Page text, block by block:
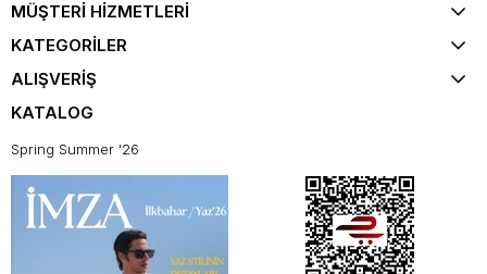
MÜŞTERİ HİZMETLERİ
KATEGORİLER
ALIŞVERİŞ
KATALOG
Spring Summer '26